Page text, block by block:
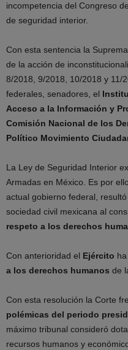
incompetencia del Congreso
de seguridad interior.
Con esta sentencia la
de la acción de
8/2018, 9/2018, 10/2018 y 11/
federales, senadores, el
Acceso a la Información y
Comisión Nacional de los
Político Movimiento
La Ley de Seguridad Interior
Armadas en México. Es por
actual gobierno federal,
sociedad civil mexicana al
respeto a los derechos
Con anterioridad el Ejército
a los derechos humanos de
Con esta resolución la Corte
polémicas del periodo
máximo tribunal consideró
recursos humanos y